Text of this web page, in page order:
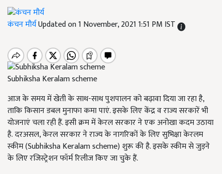
कंचन मौर्यUpdated on 1 November, 2021 1:51 PM IST
Subhiksha Keralam scheme
आज के समय में खेती के साथ-साथ पुशपालन को बढ़ावा दिया जा रहा है,
ताकि किसान डबल मुनाफा कमा पाएं. इसके लिए केंद्र व राज्य सरकारें भी
योजनाएं चला रही हैं. इसी क्रम में केरल सरकार ने एक अनोखा कदम उठाया
है. दरअसल, केरल सरकार ने राज्य के नागरिकों के लिए सुभिक्षा केरलम
स्कीम (Subhiksha Keralam scheme) शुरू की है. इसके स्कीम से जुड़ने
के लिए रजिस्ट्रेशन फॉर्म रिलीज किए जा चुके हैं.